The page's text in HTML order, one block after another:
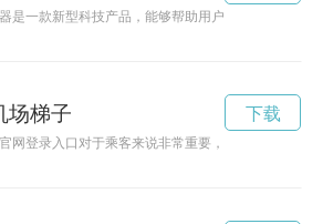
是一款新型科技产品，能够帮助用户提速上网，让上
场梯子
网登录入口对于乘客来说非常重要，可以查询航班
下载